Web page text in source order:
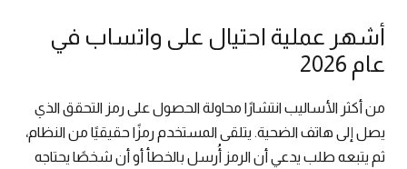
أشهر عملية احتيال على واتساب في
عام 2026
من أكثر الأساليب انتشارًا محاولة الحصول على رمز التحقق الذي
يصل إلى هاتف الضحية. يتلقى المستخدم رمزًا حقيقيًا من النظام،
ثم يتبعه طلب يدعي أن الرمز أُرسل بالخطأ أو أن شخصًا يحتاجه